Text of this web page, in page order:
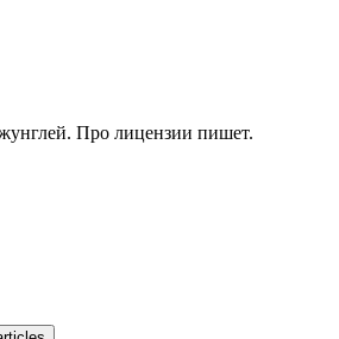
Про лицензии пишет.